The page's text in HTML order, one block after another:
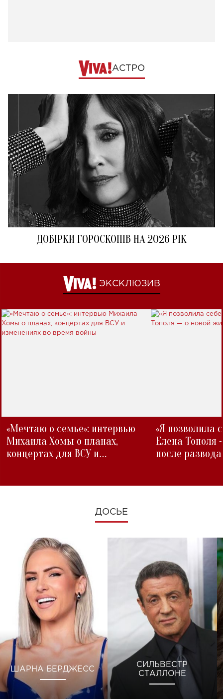
АСТРО
ДОБІРКИ ГОРОСКОПІВ НА 2026 РІК
ЭКСКЛЮЗИВ
«Мечтаю о семье»: интервью
Михаила Хомы о планах,
концертах для ВСУ и
«Я позволила
Елена Тополя
после развода
ДОСЬЕ
ШАРНА БЕРДЖЕСС
СИЛЬВЕСТР
СТАЛЛОНЕ